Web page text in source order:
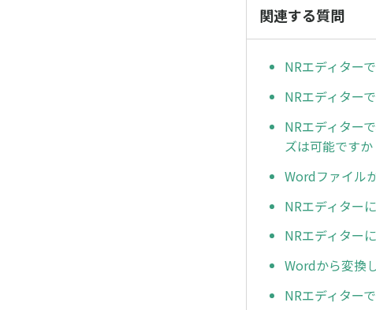
関連する質問
NRエディター
NRエディター
NRエディター
ズは可能ですか
Wordファイル
NRエディター
NRエディター
Wordから変換
NRエディター